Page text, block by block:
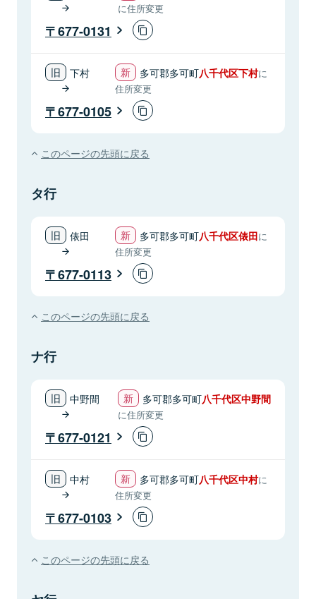
に住所変更
677-0131
下村 多可郡多可町八千代区下村に
住所変更
677-0105
このページの先頭に戻る
タ行
俵田 多可郡多可町八千代区俵田に
住所変更
677-0113
このページの先頭に戻る
ナ行
中野間 多可郡多可町八千代区中野間
に住所変更
677-0121
中村 多可郡多可町八千代区中村に
住所変更
677-0103
このページの先頭に戻る